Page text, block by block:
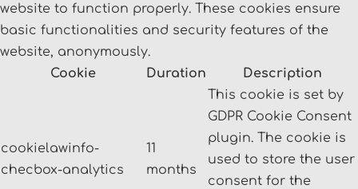
website to function properly. These cookies ensure
basic functionalities and security features of the
website, anonymously.
Cookie
Duration Description
cookielawinfo-
checbox-analytics
11
months
This cookie is set by
GDPR Cookie Consent
plugin. The cookie is
used to store the user
consent for the